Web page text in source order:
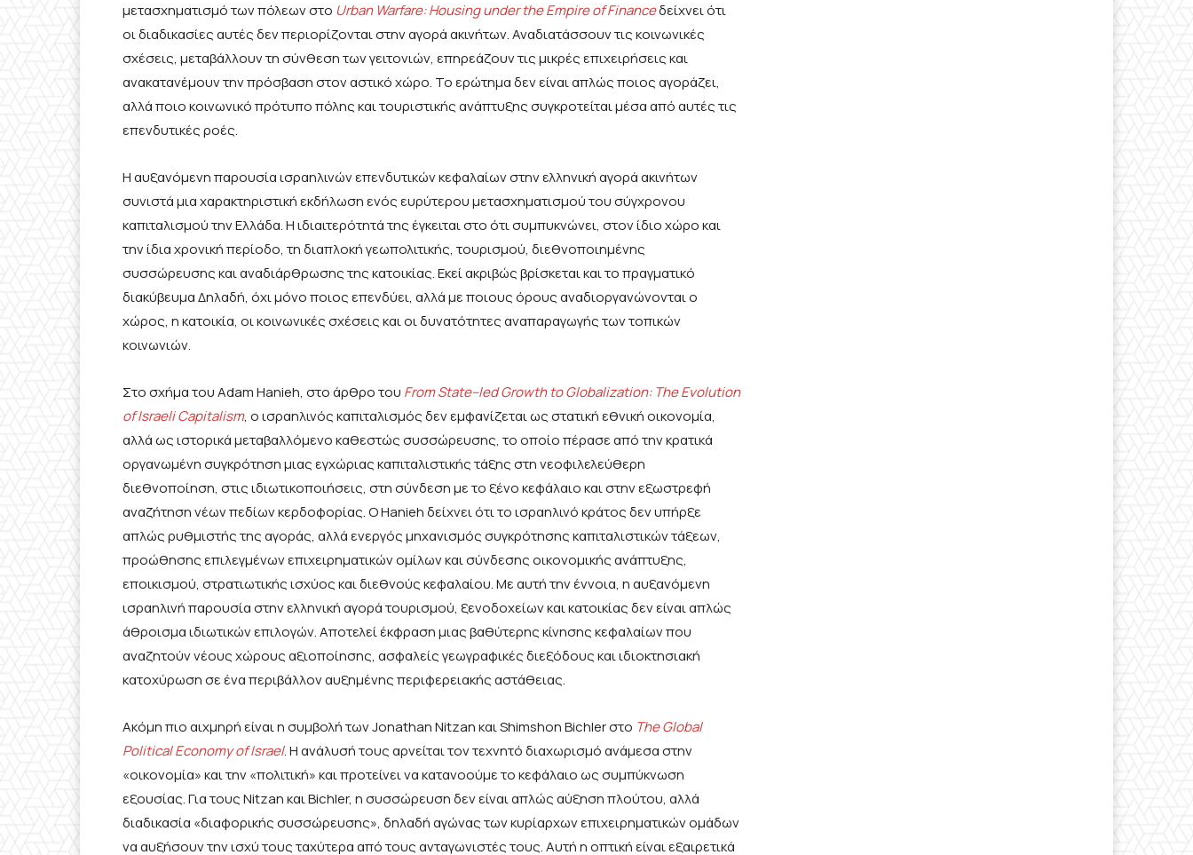
μετασχηματισμό των πόλεων στο Urban Warfare:Housingunder theEmpireofFinanceδείχνει ότι
οι διαδικασίες αυτές δεν περιορίζονται στην αγορά ακινήτων. Αναδιατάσσουν τις κοινωνικές
σχέσεις, μεταβάλλουν τη σύνθεση των γειτονιών, επηρεάζουν τις μικρές επιχειρήσεις και
ανακατανέμουν την πρόσβαση στον αστικό χώρο. Το ερώτημα δεν είναι απλώς ποιος αγοράζει,
αλλά ποιο κοινωνικό πρότυπο πόλης και τουριστικής ανάπτυξης συγκροτείται μέσα από αυτές τις
επενδυτικές ροές.
Η αυξανόμενη παρουσία ισραηλινών επενδυτικών κεφαλαίων στην ελληνική αγορά ακινήτων
συνιστά μια χαρακτηριστική εκδήλωση ενός ευρύτερου μετασχηματισμού του σύγχρονου
καπιταλισμού την Ελλάδα. Η ιδιαιτερότητά της έγκειται στο ότι συμπυκνώνει, στον ίδιο χώρο και
την ίδια χρονική περίοδο, τη διαπλοκή γεωπολιτικής, τουρισμού, διεθνοποιημένης
συσσώρευσης και αναδιάρθρωσης της κατοικίας. Εκεί ακριβώς βρίσκεται και το πραγματικό
διακύβευμα Δηλαδή, όχι μόνο ποιος επενδύει, αλλά με ποιους όρους αναδιοργανώνονται ο
χώρος, η κατοικία, οι κοινωνικές σχέσεις και οι δυνατότητες αναπαραγωγής των τοπικών
κοινωνιών.
Στο σχήμα του Adam Hanieh, στο άρθρο του FromState–ledGrowth toGlobalization:TheEvolution
ofIsraeliCapitalism, ο ισραηλινός καπιταλισμός δεν εμφανίζεται ως στατική εθνική οικονομία,
αλλά ως ιστορικά μεταβαλλόμενο καθεστώς συσσώρευσης, το οποίο πέρασε από την κρατικά
οργανωμένη συγκρότηση μιας εγχώριας καπιταλιστικής τάξης στη νεοφιλελεύθερη
διεθνοποίηση, στις ιδιωτικοποιήσεις, στη σύνδεση με το ξένο κεφάλαιο και στην εξωστρεφή
αναζήτηση νέων πεδίων κερδοφορίας. Ο Hanieh δείχνει ότι το ισραηλινό κράτος δεν υπήρξε
απλώς ρυθμιστής της αγοράς, αλλά ενεργός μηχανισμός συγκρότησης καπιταλιστικών τάξεων,
προώθησης επιλεγμένων επιχειρηματικών ομίλων και σύνδεσης οικονομικής ανάπτυξης,
εποικισμού, στρατιωτικής ισχύος και διεθνούς κεφαλαίου. Με αυτή την έννοια, η αυξανόμενη
ισραηλινή παρουσία στην ελληνική αγορά τουρισμού, ξενοδοχείων και κατοικίας δεν είναι απλώς
άθροισμα ιδιωτικών επιλογών. Αποτελεί έκφραση μιας βαθύτερης κίνησης κεφαλαίων που
αναζητούν νέους χώρους αξιοποίησης, ασφαλείς γεωγραφικές διεξόδους και ιδιοκτησιακή
κατοχύρωση σε ένα περιβάλλον αυξημένης περιφερειακής αστάθειας.
Ακόμη πιο αιχμηρή είναι η συμβολή των Jonathan Nitzan και Shimshon Bichler στο TheGlobal
PoliticalEconomyofIsrael. Η ανάλυσή τους αρνείται τον τεχνητό διαχωρισμό ανάμεσα στην
«οικονομία» και την «πολιτική» και προτείνει να κατανοούμε το κεφάλαιο ως συμπύκνωση
εξουσίας. Για τους Nitzan και Bichler, η συσσώρευση δεν είναι απλώς αύξηση πλούτου, αλλά
διαδικασία «διαφορικής συσσώρευσης», δηλαδή αγώνας των κυρίαρχων επιχειρηματικών ομάδων
να αυξήσουν την ισχύ τους ταχύτερα από τους ανταγωνιστές τους. Αυτή η οπτική είναι εξαιρετικά